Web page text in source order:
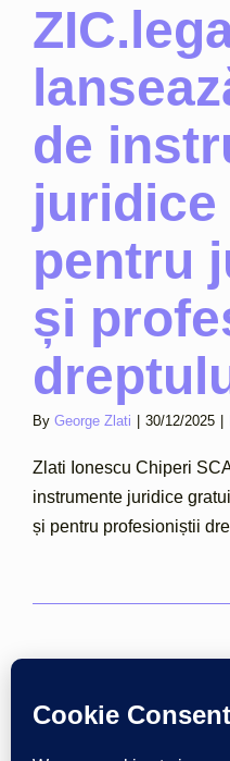
de
pentru
și
By George Zlati 30/12/2025
Zlati Ionescu Chiperi
instrumente juridice
și pentru profesioniștii